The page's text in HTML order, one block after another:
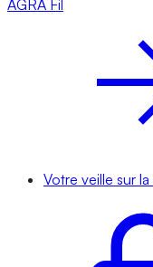
AGRA Fil
Votre veille sur